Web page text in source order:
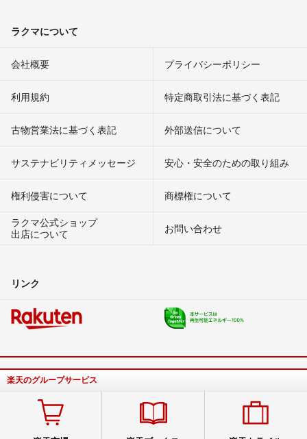
ラクマについて
会社概要 プライバシーポリシー
利用規約 特定商取引法に基づく表記
古物営業法に基づく表記 外部送信について
サステナビリティメッセージ 安心・安全のための取り組み
権利侵害について
商標権について
ラクマ公式ショップ
出店について
お問い合わせ
リンク
楽天のグループサービス